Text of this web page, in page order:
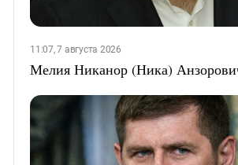
11:07, 7 августа 2026
Мелия Никанор (Ника)